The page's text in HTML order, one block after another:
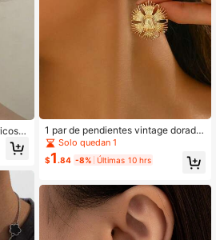
c
nic
1 par de pendientes vintage dorado
s con flor Cordelia, adecuados para
el uso diario de las mujeres
Solo quedan 1
$1 .84 -8% Últimas 10 hrs